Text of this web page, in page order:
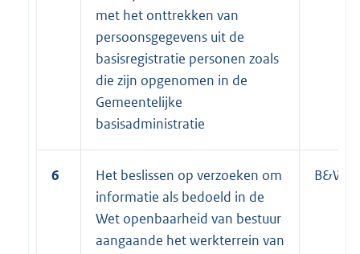
met het onttrekken van
persoonsgegevens uit de
basisregistratie personen zoals
die zijn opgenomen in de
Gemeentelijke
basisadministratie
6
Het beslissen op verzoeken om
informatie als bedoeld in de
Wet openbaarheid van bestuur
aangaande het werkterrein van
B&W